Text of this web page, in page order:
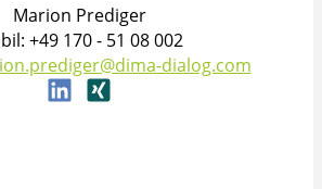
Marion Prediger
+49 170 - 51 08 002
dialog.com